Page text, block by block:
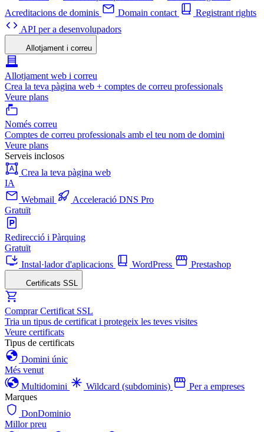
Acreditacions de dominis
Domain contact
Registrant rights
API per a desenvolupadors
Allotjament i correu
Allotjament web i correu
Crea la teva pàgina web + comptes de correu professionals
Veure plans
Només correu
Comptes de correu professionals amb el teu nom de domini
Veure plans
Serveis inclosos
Crea la teva pàgina web
IA
Webmail
Acceleració DNS Pro
Gratuït
Redirecció i Pàrquing
Gratuït
Instal·lador d'aplicacions
WordPress Prestashop
Certificats SSL
Comprar Certificat SSL
Tria un tipus de certificat i protegeix les teves visites
Veure certificats
Tipus de certificats
Domini únic
Més venut
Multidomini
Wildcard (subdominis)
Per a empreses
Marques
DonDominio
Millor preu